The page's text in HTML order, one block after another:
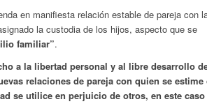
en manifiesta relación estable de pareja con
la custodia de los hijos, aspecto que se
familiar”.
a la libertad personal y al libre desarrollo
relaciones de pareja con quien se estime
se utilice en perjuicio de otros, en este caso